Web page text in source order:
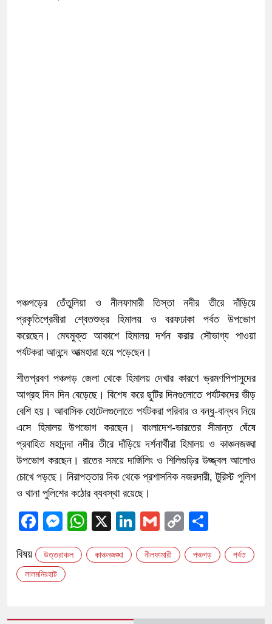
পঞ্চগড়ের তেঁতুলিয়া ও নীলফামারী তিস্তা নদীর তীরে দাঁড়িয়ে
প্রকৃতিপ্রেমীরা শ্বেতশুভ্র হিমালয় ও বরফঢাকা পর্বত উপভোগ
করেছেন। মেঘমুক্ত আকাশে হিমালয় দর্শন করার সৌভাগ্য পাওয়া
পর্যটকরা আনন্দে আত্মহারা হয়ে পড়েছেন।
শীতপ্রবণ পঞ্চগড় জেলা থেকে হিমালয় দেখার কারণে ভ্রমণপিপাসুদের
আগ্রহ দিন দিন বেড়েছে। বিশেষ করে ছুটির দিনগুলোতে পর্যটকদের ভীড়
বেশি হয়। আবাসিক হোটেলগুলোতে পর্যটকরা পরিবার ও বন্ধু-বান্ধব নিয়ে
এসে হিমালয় উপভোগ করছেন। বাংলাদেশ-ভারতের সীমান্ত ঘেঁষে
প্রবাহিত মহানন্দা নদীর তীরে দাঁড়িয়ে দর্শনার্থীরা হিমালয় ও কাঞ্চনজঙ্ঘা
উপভোগ করছেন। রাতের সময়ে দার্জিলিং ও শিলিগুড়ির উজ্জ্বল আলোও
চোখে পড়ছে। নিরাপত্তার দিক থেকে প্রশাসনিক নজরদারী, টুরিস্ট পুলিশ
ও থানা পুলিশের কঠোর ব্যবস্থা রয়েছে।
Facebook
Messenger
WhatsApp
X LinkedIn
GmailCopy
বিষয় উত্তরাঞ্চল কাঞ্চনজঙ্ঘা নীলফামারী পঞ্চগড় পর্বত
লালমনিরহাট